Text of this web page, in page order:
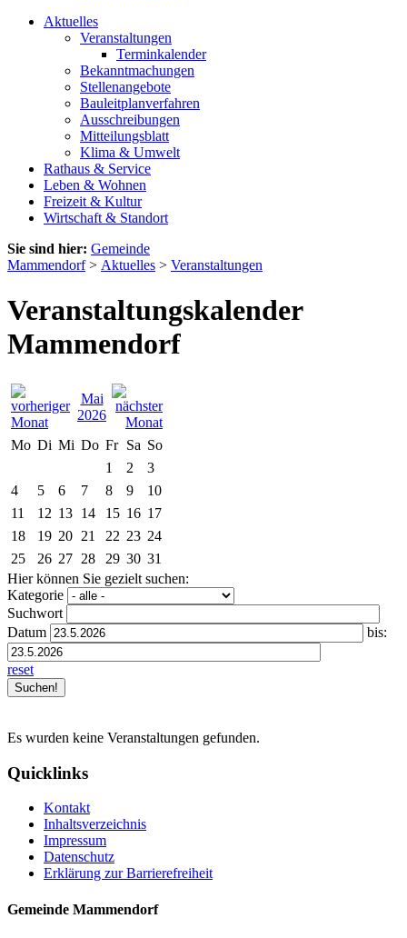
Aktuelles
Veranstaltungen
Terminkalender
Bekanntmachungen
Stellenangebote
Bauleitplanverfahren
Ausschreibungen
Mitteilungsblatt
Klima & Umwelt
Rathaus & Service
Leben & Wohnen
Freizeit & Kultur
Wirtschaft & Standort
Sie sind hier: Gemeinde
Mammendorf> Aktuelles > Veranstaltungen
Veranstaltungskalender
Mammendorf
Mai
2026
Mo Di Mi Do Fr Sa So
1
2
3
4
5 6 7 8 9
10
11
12 13 14 15 16 17
18
19 20 21 22 23 24
25
26 27 28 29 30 31
Hier können Sie gezielt suchen:
Kategorie
Suchwort
Datum
bis:
reset
Es wurden keine Veranstaltungen gefunden.
Quicklinks
Kontakt
Inhaltsverzeichnis
Impressum
Datenschutz
Erklärung zur Barrierefreiheit
Gemeinde Mammendorf